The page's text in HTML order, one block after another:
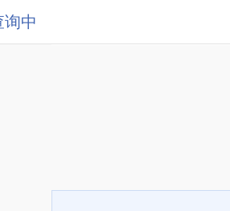
询中